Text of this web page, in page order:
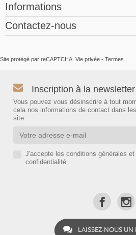
Informations
Contactez-nous
Site protégé par reCAPTCHA. Vie privée - Termes
Inscription à la newsletter
Vous pouvez vous désinscrire à tout
cela nos informations de contact dans
site.
J'accepte les conditions générales
confidentialité
LAISSEZ-NOUS UN